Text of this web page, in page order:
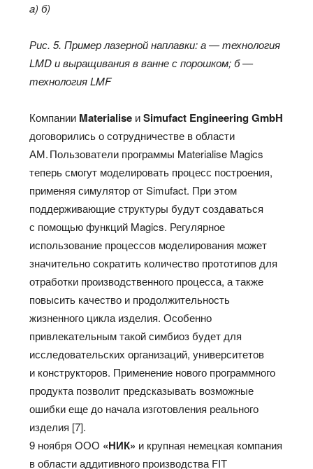
a) б)
Рис. 5. Пример лазерной наплавки: а — технология
LMD и выращивания в ванне с порошком; б —
технология LMF
Компании Materialise и Simufact Engineering GmbH
договорились о сотрудничестве в области
АМ. Пользователи программы Materialise Magics
теперь смогут моделировать процесс построения,
применяя симулятор от Simufact. При этом
поддерживающие структуры будут создаваться
с помощью функций Magics. Регулярное
использование процессов моделирования может
значительно сократить количество прототипов для
отработки производственного процесса, а также
повысить качество и продолжительность
жизненного цикла изделия. Особенно
привлекательным такой симбиоз будет для
исследовательских организаций, университетов
и конструкторов. Применение нового программного
продукта позволит предсказывать возможные
ошибки еще до начала изготовления реального
изделия [7].
9 ноября ООО «НИК» и крупная немецкая компания
в области аддитивного производства FIT